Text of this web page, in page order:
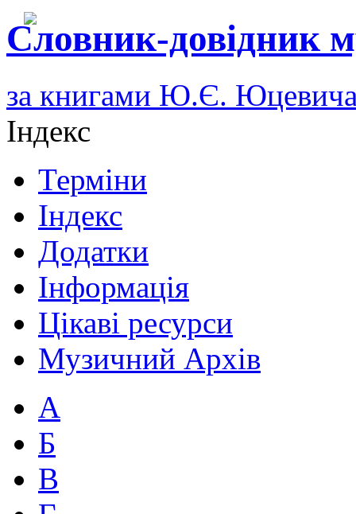
Словник-довідник
за книгами Ю.Є.
Індекс
Терміни
Індекс
Додатки
Інформація
Цікаві ресурси
Музичний Архів
А
Б
В